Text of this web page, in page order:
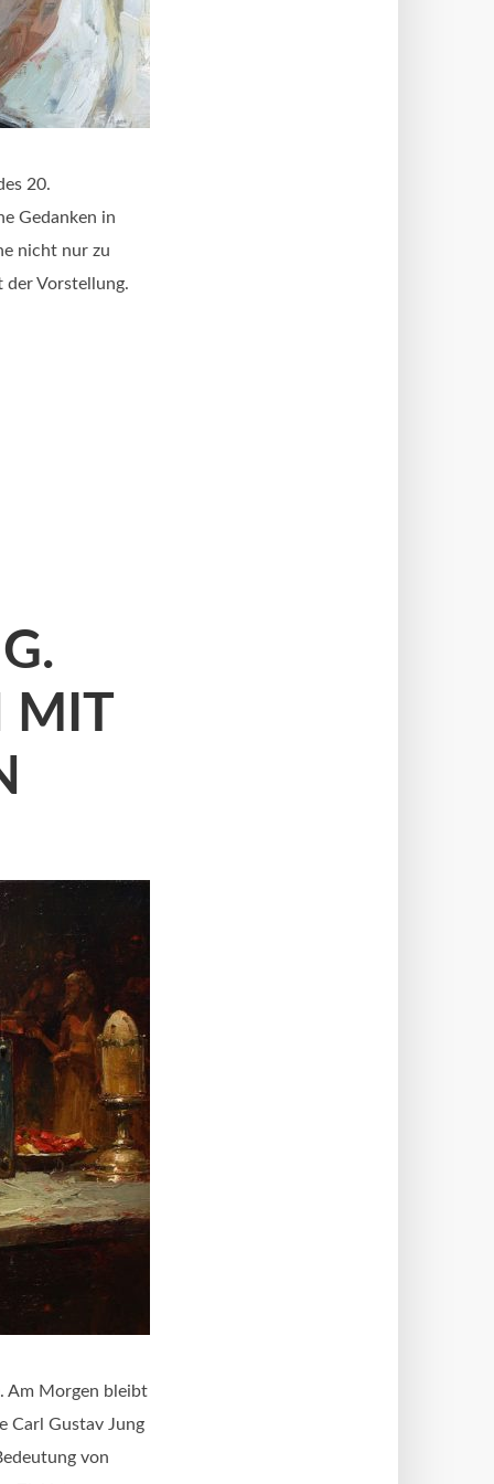
20.
Gedanken in
nicht nur zu
Vorstellung.
MIT
Am Morgen bleibt
Carl Gustav Jung
von